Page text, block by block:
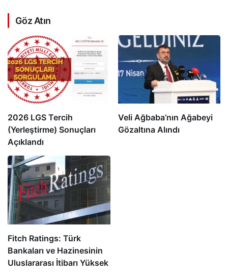
Göz Atın
2026 LGS Tercih
(Yerleştirme) Sonuçları
Açıklandı
Veli Ağbaba’nın Ağabeyi
Gözaltına Alındı
Fitch Ratings: Türk
Bankaları ve Hazinesinin
Uluslararası İtibarı Yüksek